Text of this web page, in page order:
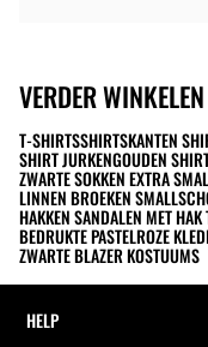
VERDER WINKELEN
T-SHIRTSSHIRTSKANTEN
SHIRT JURKENGOUDEN
ZWARTE SOKKEN EXTRA
LINNEN BROEKEN SMALL
HAKKEN SANDALEN MET
BEDRUKTE PASTELROZE
ZWARTE BLAZER KOSTUUMS
HELP